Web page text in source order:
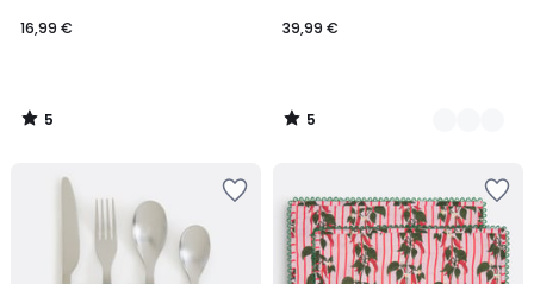
16,99 €
5
/
39,99 €
5
/